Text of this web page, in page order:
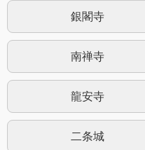
銀閣寺
南禅寺
龍安寺
二条城